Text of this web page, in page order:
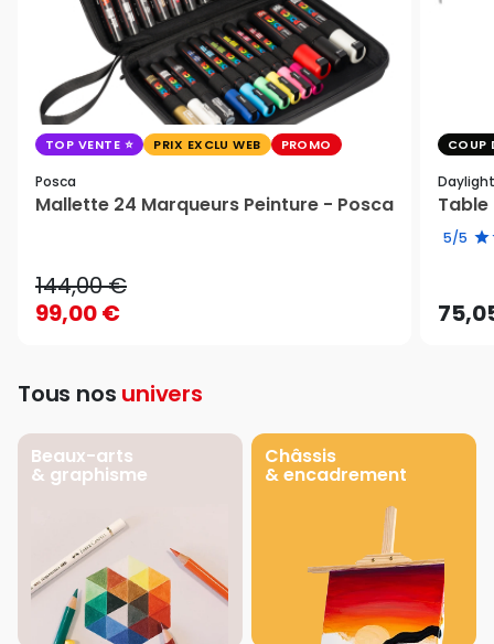
TOP VENTE PRIX EXCLU WEB PROMO
Posca
Mallette 24 Marqueurs Peinture - Posca
144,00 €
99,00 €
COUP
Daylight
Table
5/5
Tous nos univers
Beaux-arts
& graphisme
Châssis
& encadrement